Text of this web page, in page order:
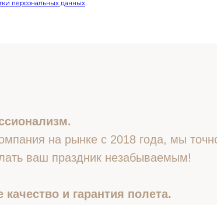
персональных данных.
на рынке с 2018 года, мы
ваш праздник незабываемым!
и гарантия полета.